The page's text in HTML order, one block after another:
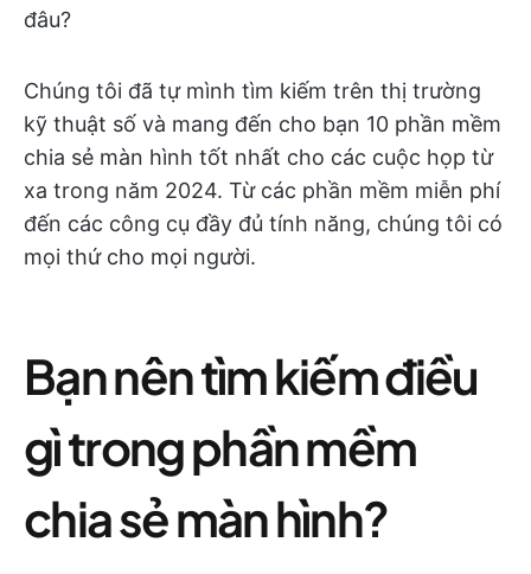
đâu?
Chúng tôi đã tự mình tìm kiếm trên thị trường
kỹ thuật số và mang đến cho bạn 10 phần mềm
chia sẻ màn hình tốt nhất cho các cuộc họp từ
xa trong năm 2024. Từ các phần mềm miễn phí
đến các công cụ đầy đủ tính năng, chúng tôi có
mọi thứ cho mọi người.
Bạn nên tìm kiếm điều
gì trong phần mềm
chia sẻ màn hình?